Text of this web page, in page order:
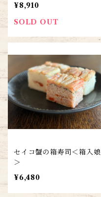
¥8,910
SOLD OUT
セイコ蟹の箱寿司＜箱入娘
＞
¥6,480